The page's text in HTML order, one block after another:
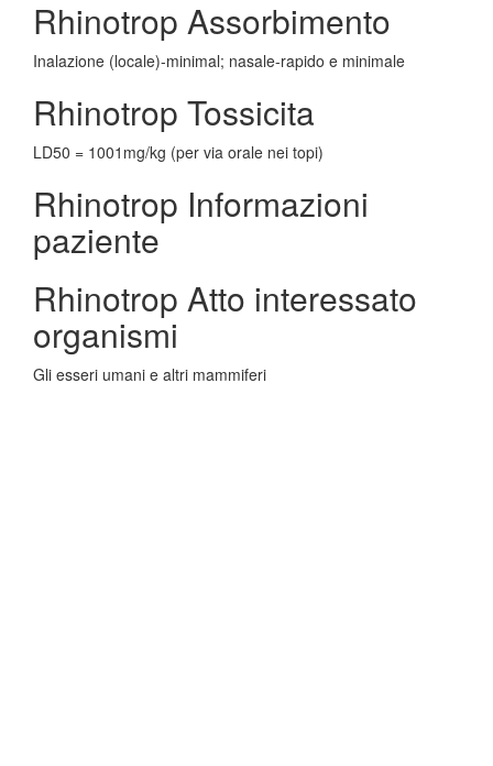
Rhinotrop Assorbimento
Inalazione (locale)-minimal; nasale-rapido e minimale
Rhinotrop Tossicita
LD50 = 1001mg/kg (per via orale nei topi)
Rhinotrop Informazioni
paziente
Rhinotrop Atto interessato
organismi
Gli esseri umani e altri mammiferi